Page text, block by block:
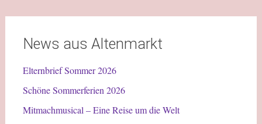
News aus Altenmarkt
Elternbrief Sommer 2026
Schöne Sommerferien 2026
Mitmachmusical – Eine Reise um die Welt